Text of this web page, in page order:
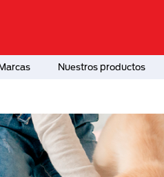
Nuestros productos